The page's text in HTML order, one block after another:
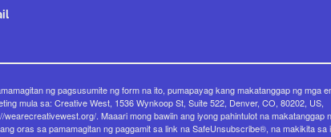
ng pagsusumite ng form na ito, pumapayag kang makatanggap ng mga
mula sa: Creative West, 1536 Wynkoop St, Suite 522, Denver, CO, 80202, US,
wearecreativewest.org/. Maaari mong bawiin ang iyong pahintulot na makatanggap
oras sa pamamagitan ng paggamit sa link na SafeUnsubscribe®, na makikita sa